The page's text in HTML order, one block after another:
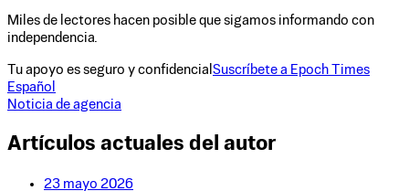
Miles de lectores hacen posible que sigamos informando con
independencia.
Tu apoyo es seguro y confidencial Suscríbete a Epoch Times
Español
Noticia de agencia
Artículos actuales del autor
23 mayo 2026